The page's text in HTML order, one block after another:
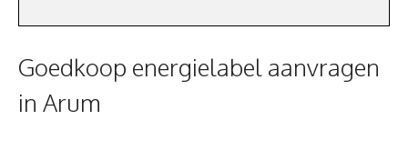
Goedkoop energielabel aanvragen
in Arum